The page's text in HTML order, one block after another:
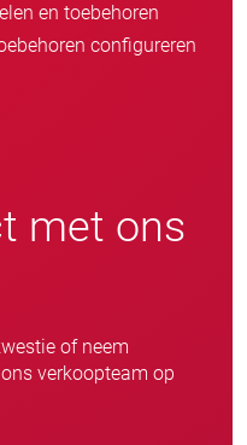
en toebehoren
configureren
met ons
of neem
verkoopteam op